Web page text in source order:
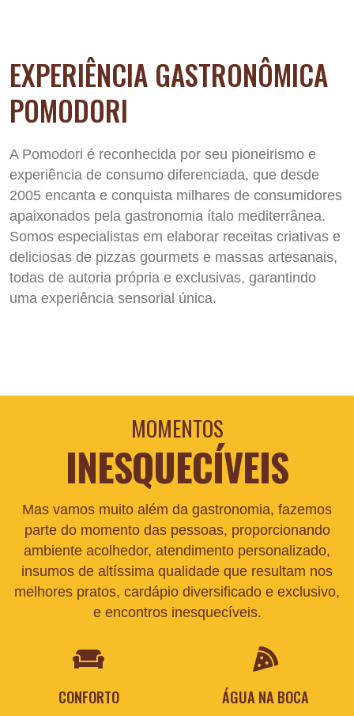
EXPERIÊNCIA GASTRONÔMICA
POMODORI
A Pomodori é reconhecida por seu pioneirismo e
experiência de consumo diferenciada, que desde
2005 encanta e conquista milhares de consumidores
apaixonados pela gastronomia ítalo mediterrânea.
Somos especialistas em elaborar receitas criativas e
deliciosas de pizzas gourmets e massas artesanais,
todas de autoria própria e exclusivas, garantindo
uma experiência sensorial única.
MOMENTOS
INESQUECÍVEIS
Mas vamos muito além da gastronomia, fazemos
parte do momento das pessoas, proporcionando
ambiente acolhedor, atendimento personalizado,
insumos de altíssima qualidade que resultam nos
melhores pratos, cardápio diversificado e exclusivo,
e encontros inesquecíveis.
CONFORTO ÁGUA NA BOCA